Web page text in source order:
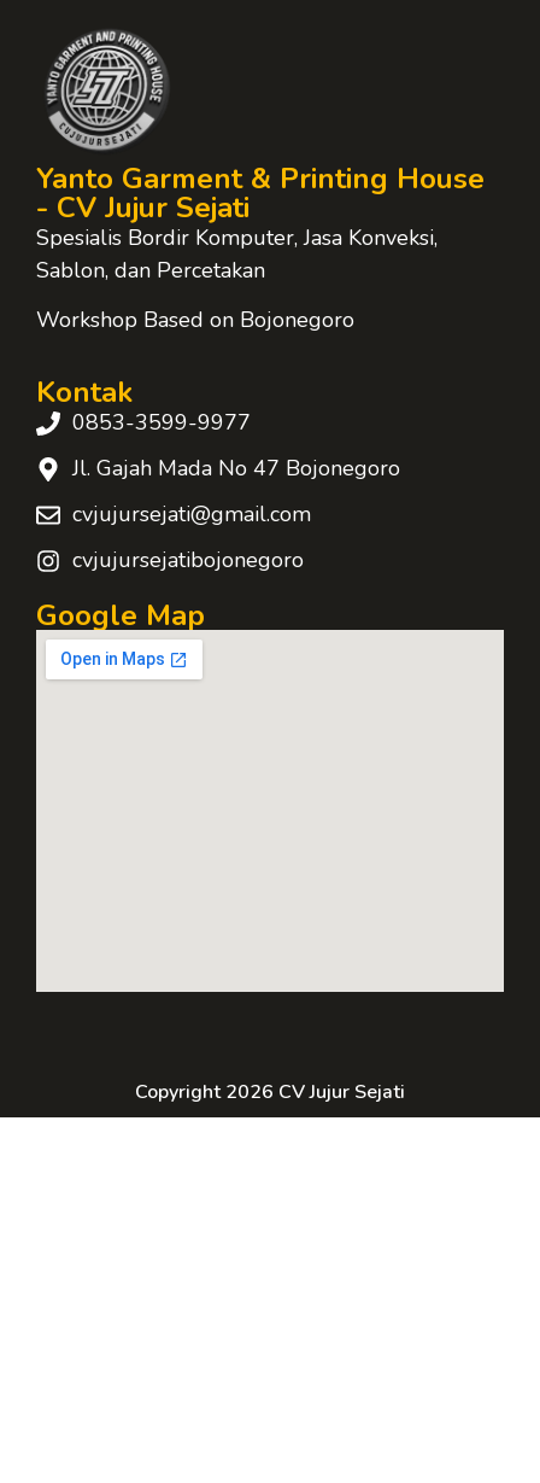
Yanto Garment & Printing House
- CV Jujur Sejati
Spesialis Bordir Komputer, Jasa Konveksi,
Sablon, dan Percetakan
Workshop Based on Bojonegoro
Kontak
0853-3599-9977
Jl. Gajah Mada No 47 Bojonegoro
cvjujursejati@gmail.com
cvjujursejatibojonegoro
Google Map
Copyright 2026 CV Jujur Sejati